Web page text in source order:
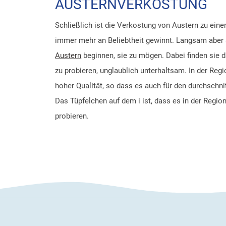
AUSTERNVERKOSTUNG
Schließlich ist die Verkostung von Austern zu
immer mehr an Beliebtheit gewinnt. Langsam
Austern beginnen, sie zu mögen. Dabei finden sie
zu probieren, unglaublich unterhaltsam. In der
hoher Qualität, so dass es auch für den
Das Tüpfelchen auf dem i ist, dass es in der
probieren.